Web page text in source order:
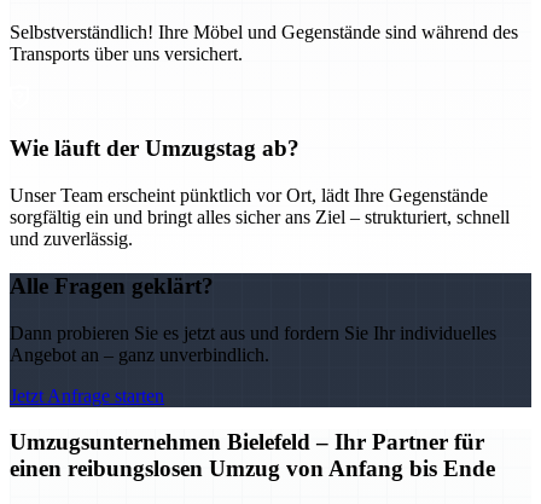
Selbstverständlich! Ihre Möbel und Gegenstände sind während des
Transports über uns versichert.
Wie läuft der Umzugstag ab?
Unser Team erscheint pünktlich vor Ort, lädt Ihre Gegenstände
sorgfältig ein und bringt alles sicher ans Ziel – strukturiert, schnell
und zuverlässig.
Alle Fragen geklärt?
Dann probieren Sie es jetzt aus und fordern Sie Ihr individuelles
Angebot an – ganz unverbindlich.
Jetzt Anfrage starten
Umzugsunternehmen Bielefeld – Ihr Partner für
einen reibungslosen Umzug von Anfang bis Ende